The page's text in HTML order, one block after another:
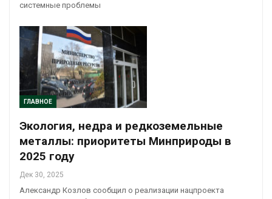
системные проблемы
ГЛАВНОЕ
Экология, недра и редкоземельные
металлы: приоритеты Минприроды в
2025 году
Дек 30, 2025
Александр Козлов сообщил о реализации нацпроекта